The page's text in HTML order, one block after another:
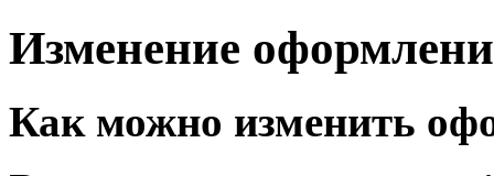
Изменение
Как можно изменить